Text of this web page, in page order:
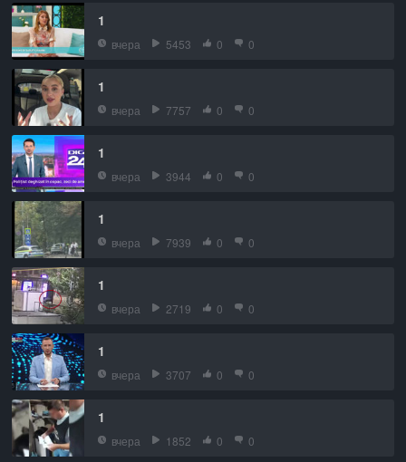
1
вчера 5453 0 0
1
вчера 7757 0 0
1
вчера 3944 0 0
1
вчера 7939 0 0
1
вчера 2719 0 0
1
вчера 3707 0 0
1
вчера 1852 0 0